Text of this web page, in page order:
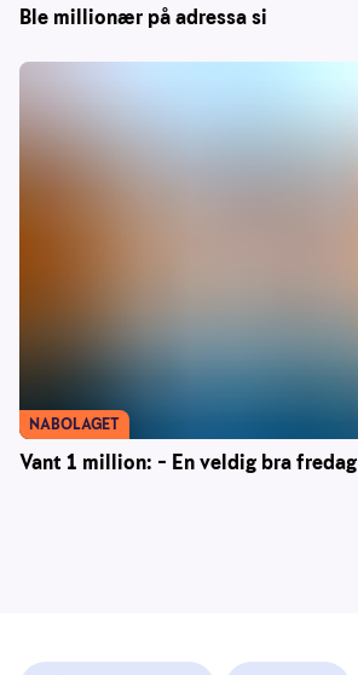
Ble millionær på adressa si
Vant 1 million: – En veldig bra fredag
NABOLAGET